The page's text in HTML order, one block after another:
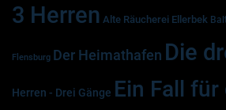
3 Herren Alte Räucherei Ellerbek
Flensburg Der Heimathafen Die
Herren - Drei Gänge Ein Fall für